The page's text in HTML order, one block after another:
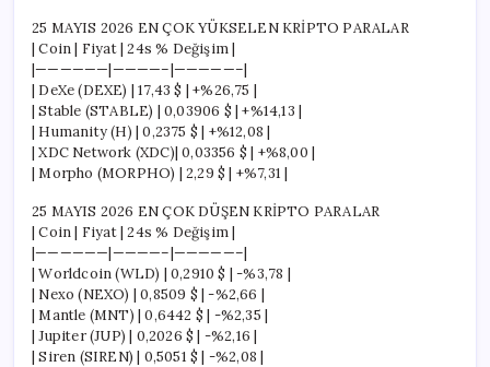
25 MAYIS 2026 EN ÇOK YÜKSELEN KRİPTO PARALAR
| Coin | Fiyat | 24s % Değişim |
|——————|————–|—————–|
| DeXe (DEXE) | 17,43 $ | +%26,75 |
| Stable (STABLE) | 0,03906 $ | +%14,13 |
| Humanity (H) | 0,2375 $ | +%12,08 |
| XDC Network (XDC)| 0,03356 $ | +%8,00 |
| Morpho (MORPHO) | 2,29 $ | +%7,31 |
25 MAYIS 2026 EN ÇOK DÜŞEN KRİPTO PARALAR
| Coin | Fiyat | 24s % Değişim |
|——————|————–|—————–|
| Worldcoin (WLD) | 0,2910 $ | -%3,78 |
| Nexo (NEXO) | 0,8509 $ | -%2,66 |
| Mantle (MNT) | 0,6442 $ | -%2,35 |
| Jupiter (JUP) | 0,2026 $ | -%2,16 |
| Siren (SIREN) | 0,5051 $ | -%2,08 |